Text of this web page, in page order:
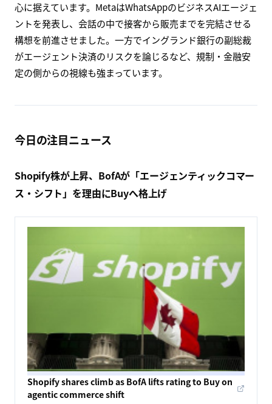
心に据えています。MetaはWhatsAppのビジネスAIエージェ
ントを発表し、会話の中で接客から販売までを完結させる
構想を前進させました。一方でイングランド銀行の副総裁
がエージェント決済のリスクを論じるなど、規制・金融安
定の側からの視線も強まっています。
今日の注目ニュース
Shopify株が上昇、BofAが「エージェンティックコマー
ス・シフト」を理由にBuyへ格上げ
Shopify shares climb as BofA lifts rating to Buy on
agentic commerce shift